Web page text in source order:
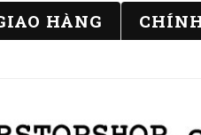
HÀNG